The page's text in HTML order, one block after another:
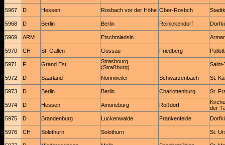
5967 D Hessen Rosbach vor der Höhe Ober-Rosbch
5968 D Berlin Berlin Reinickendorf
5969 ARM Etschmiadsin
5970 CH St. Gallen Gossau Friedberg
5971 F Grand Est
Strasbourg
(Straßburg)
5972 D Saarland Nonnweiler Schwarzenbach St.
5973 D Berlin Berlin Charlottenburg St.
5974 D Hessen Amöneburg Roßdorf
der
5975
D Brandenburg Luckenwalde Frankenfelde
5976 CH Solothurn Solothurn St.